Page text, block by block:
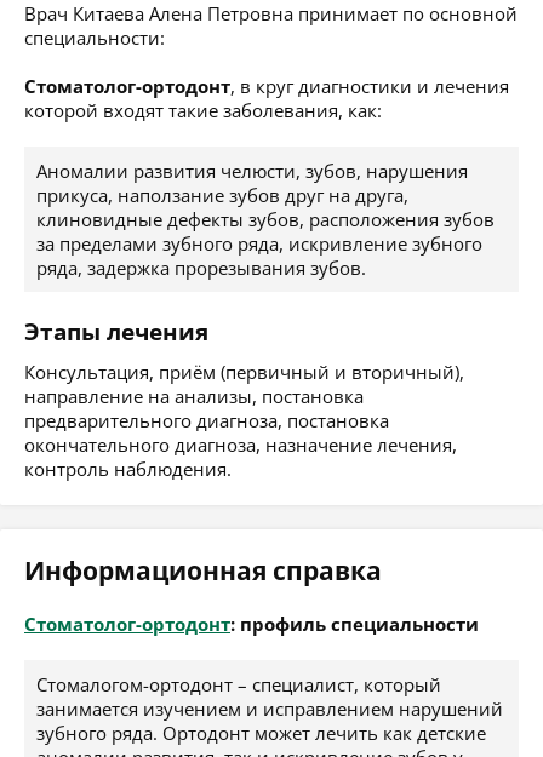
Врач Китаева Алена Петровна принимает по основной
специальности:
Стоматолог-ортодонт, в круг диагностики и лечения
которой входят такие заболевания, как:
Аномалии развития челюсти, зубов, нарушения
прикуса, наползание зубов друг на друга,
клиновидные дефекты зубов, расположения зубов
за пределами зубного ряда, искривление зубного
ряда, задержка прорезывания зубов.
Этапы лечения
Консультация, приём (первичный и вторичный),
направление на анализы, постановка
предварительного диагноза, постановка
окончательного диагноза, назначение лечения,
контроль наблюдения.
Информационная справка
Стоматолог-ортодонт: профиль специальности
Стомалогом-ортодонт – специалист, который
занимается изучением и исправлением нарушений
зубного ряда. Ортодонт может лечить как детские